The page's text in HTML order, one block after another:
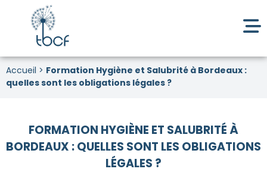
Accueil > Formation Hygiène et Salubrité à Bordeaux :
quelles sont les obligations légales ?
FORMATION HYGIÈNE ET SALUBRITÉ À
BORDEAUX : QUELLES SONT LES OBLIGATIONS
LÉGALES ?